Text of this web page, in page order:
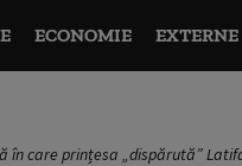
ECONOMIE EXTERNE
în care prințesa „dispărută”